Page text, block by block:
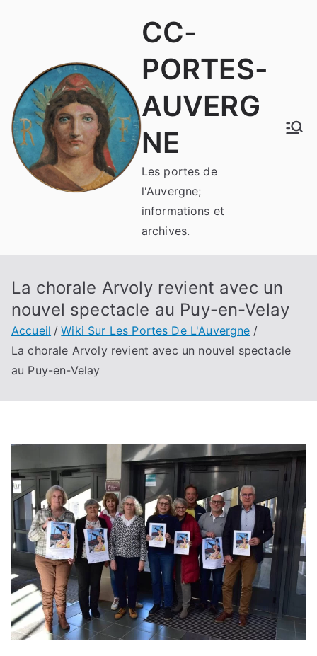
CC-
PORTES-
AUVERG
NE
Les portes de
l'Auvergne;
informations et
archives.
La chorale Arvoly revient avec un
nouvel spectacle au Puy-en-Velay
Accueil
Wiki Sur Les Portes De L'Auvergne
La chorale Arvoly revient avec un nouvel spectacle
au Puy-en-Velay